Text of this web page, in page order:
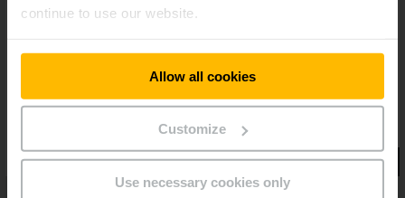
continue to use our website.
Allow all cookies
Customize
Use necessary cookies only